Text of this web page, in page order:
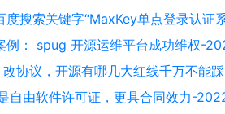
搜索关键字“MaxKey单点登录认证
例： spug 开源运维平台成功维权-
改协议，开源有哪几大红线千万不能
自由软件许可证，更具合同效力-